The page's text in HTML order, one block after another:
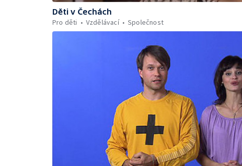
Děti v Čechách
Pro děti
Vzdělávací Společnost